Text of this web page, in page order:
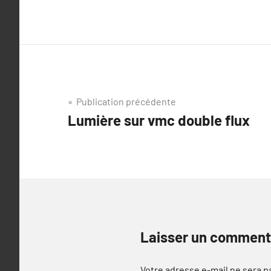
Navigation
de
Publication précédente
Lumière sur vmc double flux
Laisser un